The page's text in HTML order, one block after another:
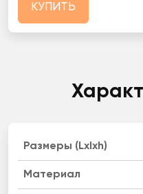
КУПИТЬ
Размеры (Lxlxh)
Материал